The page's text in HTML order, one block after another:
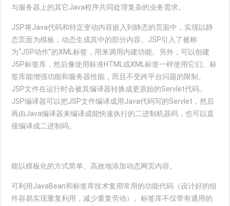
与服务器上的其它Java程序共同处理复杂的业务需求。
JSP将Java代码和特定变动内容嵌入到静态的页面中，实现以静
态页面为模板，动态生成其中的部分内容。JSP引入了被称
为“JSP动作”的XML标签，用来调用内建功能。另外，可以创建
JSP标签库，然后像使用标准HTML或XML标签一样使用它们。标
签库能增强功能和服务器性能，而且不受跨平台问题的限制。
JSP文件在运行时会被其编译器转换成更原始的Servlet代码。
JSP编译器可以把JSP文件编译成用Java代码写的Servlet，然后
再由Java编译器来编译成能快速执行的二进制机器码，也可以直
接编译成二进制码。
能以模板化的方式简单、高效地添加动态网页内容。
可利用JavaBean和标签库技术复用常用的功能代码（设计好的组
件容易实现重复利用，减少重复劳动）。标签库不仅带有通用的